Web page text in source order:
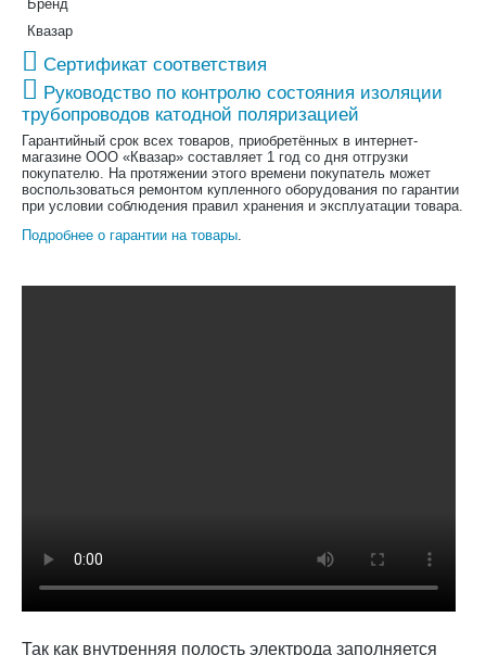
Бренд
Квазар
Сертификат соответствия
Руководство по контролю состояния изоляции
трубопроводов катодной поляризацией
Гарантийный срок всех товаров, приобретённых в интернет-
магазине ООО «Квазар» составляет 1 год со дня отгрузки
покупателю. На протяжении этого времени покупатель может
воспользоваться ремонтом купленного оборудования по гарантии
при условии соблюдения правил хранения и эксплуатации товара.
Подробнее о гарантии на товары
Так как внутренняя полость электрода заполняется